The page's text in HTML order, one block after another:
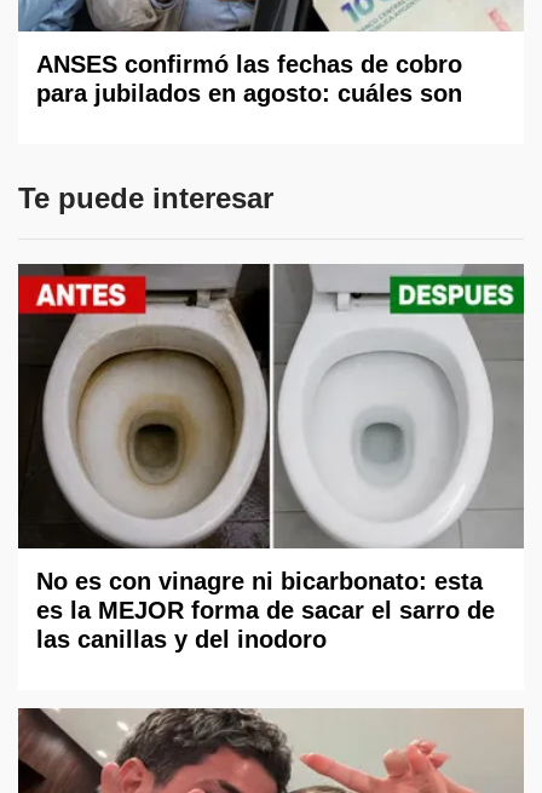
ANSES confirmó las fechas de cobro
para jubilados en agosto: cuáles son
Te puede interesar
No es con vinagre ni bicarbonato: esta
es la MEJOR forma de sacar el sarro de
las canillas y del inodoro